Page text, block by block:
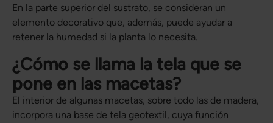
En la parte superior del sustrato, se consideran un
elemento decorativo que, además, puede ayudar a
retener la humedad si la planta lo necesita.
¿Cómo se llama la tela que se
pone en las macetas?
El interior de algunas macetas, sobre todo las de madera,
incorpora una base de tela geotextil, cuya función